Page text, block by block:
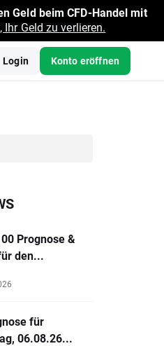
Geld beim CFD-Handel mit
Geld zu verlieren.
Login Konto eröffnen
Prognose &
den...
für
06.08.26...